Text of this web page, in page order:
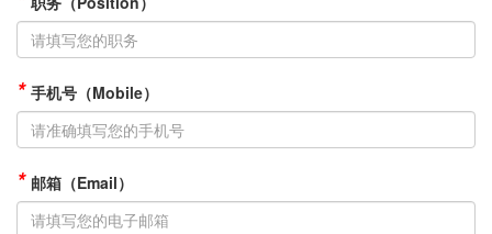
* 手机号（Mobile）
* 邮箱（Email）